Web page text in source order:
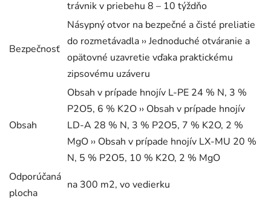
trávnik v priebehu 8 – 10 týždňo
Bezpečnosť
Násypný otvor na bezpečné a čisté preliatie
do rozmetávadla ›› Jednoduché otváranie a
opätovné uzavretie vďaka praktickému
zipsovému uzáveru
Obsah
Obsah v prípade hnojív L-PE 24 % N, 3 %
P2O5, 6 % K2O ›› Obsah v prípade hnojív
LD-A 28 % N, 3 % P2O5, 7 % K2O, 2 %
MgO ›› Obsah v prípade hnojív LX-MU 20 %
N, 5 % P2O5, 10 % K2O, 2 % MgO
Odporúčaná
plocha
na 300 m2, vo vedierku